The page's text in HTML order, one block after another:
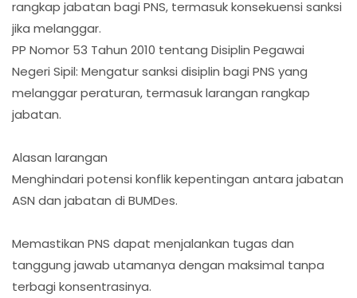
rangkap jabatan bagi PNS, termasuk konsekuensi sanksi
jika melanggar.
PP Nomor 53 Tahun 2010 tentang Disiplin Pegawai
Negeri Sipil: Mengatur sanksi disiplin bagi PNS yang
melanggar peraturan, termasuk larangan rangkap
jabatan.
Alasan larangan
Menghindari potensi konflik kepentingan antara jabatan
ASN dan jabatan di BUMDes.
Memastikan PNS dapat menjalankan tugas dan
tanggung jawab utamanya dengan maksimal tanpa
terbagi konsentrasinya.